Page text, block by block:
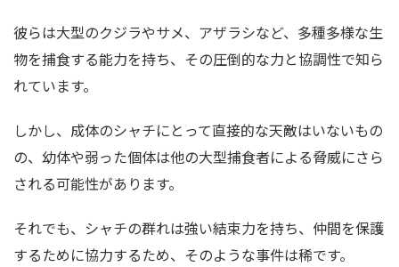
彼らは大型のクジラやサメ、アザラシなど、多種多様な生
物を捕食する能力を持ち、その圧倒的な力と協調性で知ら
れています。
しかし、成体のシャチにとって直接的な天敵はいないもの
の、幼体や弱った個体は他の大型捕食者による脅威にさら
される可能性があります。
それでも、シャチの群れは強い結束力を持ち、仲間を保護
するために協力するため、そのような事件は稀です。